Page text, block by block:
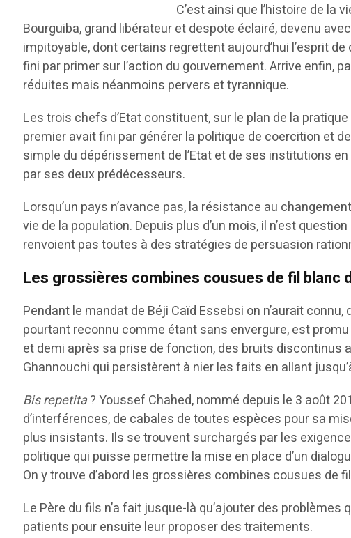
C’est ainsi que l’histoire de la
Bourguiba, grand libérateur et despote éclairé, devenu
impitoyable, dont certains regrettent aujourd’hui l’esprit
fini par primer sur l’action du gouvernement. Arrive enfin,
réduites mais néanmoins pervers et tyrannique.
Les trois chefs d’Etat constituent, sur le plan de la
premier avait fini par générer la politique de coercition et
simple du dépérissement de l’Etat et de ses institutions
par ses deux prédécesseurs.
Lorsqu’un pays n’avance pas, la résistance au
vie de la population. Depuis plus d’un mois, il n’est
renvoient pas toutes à des stratégies de persuasion
Les grossières combines cousues de fil blanc
Pendant le mandat de Béji Caïd Essebsi on n’aurait connu,
pourtant reconnu comme étant sans envergure, est
et demi après sa prise de fonction, des bruits
Ghannouchi qui persistèrent à nier les faits en allant
Bis repetita? Youssef Chahed, nommé depuis le 3 août
d’interférences, de cabales de toutes espèces pour sa
plus insistants. Ils se trouvent surchargés par les
politique qui puisse permettre la mise en place d’un
On y trouve d’abord les grossières combines cousues
Le Père du fils n’a fait jusque-là qu’ajouter des
patients pour ensuite leur proposer des traitements.